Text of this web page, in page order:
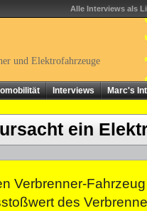
Alle Interviews als
und Elektrofahrzeuge
Interviews Marc's
ein
Verbrenner-
des